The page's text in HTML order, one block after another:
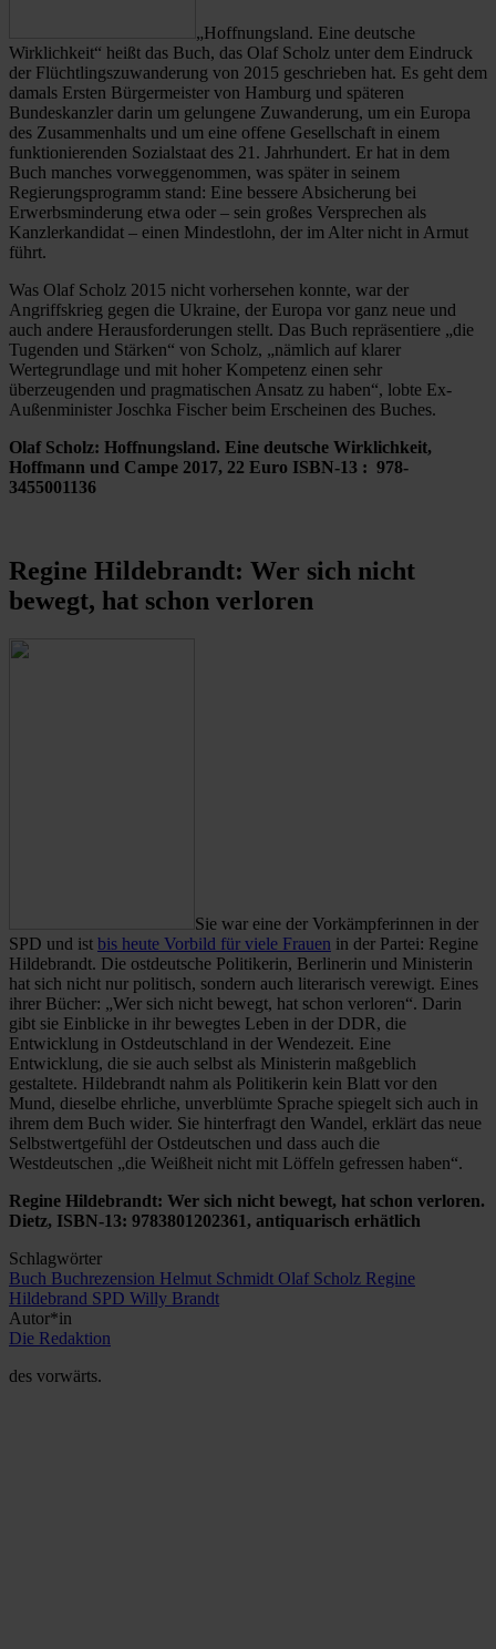
„Hoffnungsland. Eine deutsche
Wirklichkeit“ heißt das Buch, das Olaf Scholz unter dem Eindruck
der Flüchtlingszuwanderung von 2015 geschrieben hat. Es geht dem
damals Ersten Bürgermeister von Hamburg und späteren
Bundeskanzler darin um gelungene Zuwanderung, um ein Europa
des Zusammenhalts und um eine offene Gesellschaft in einem
funktionierenden Sozialstaat des 21. Jahrhundert. Er hat in dem
Buch manches vorweggenommen, was später in seinem
Regierungsprogramm stand: Eine bessere Absicherung bei
Erwerbsminderung etwa oder – sein großes Versprechen als
Kanzlerkandidat – einen Mindestlohn, der im Alter nicht in Armut
führt.
Was Olaf Scholz 2015 nicht vorhersehen konnte, war der
Angriffskrieg gegen die Ukraine, der Europa vor ganz neue und
auch andere Herausforderungen stellt. Das Buch repräsentiere „die
Tugenden und Stärken“ von Scholz, „nämlich auf klarer
Wertegrundlage und mit hoher Kompetenz einen sehr
überzeugenden und pragmatischen Ansatz zu haben“, lobte Ex-
Außenminister Joschka Fischer beim Erscheinen des Buches.
Olaf Scholz: Hoffnungsland. Eine deutsche Wirklichkeit,
Hoffmann und Campe 2017, 22 Euro ISBN-13 : ‎ 978-
3455001136
Regine Hildebrandt: Wer sich nicht
bewegt, hat schon verloren
Sie war eine der Vorkämpferinnen in der
SPD und ist bis heute Vorbild für viele Frauen in der Partei: Regine
Hildebrandt. Die ostdeutsche Politikerin, Berlinerin und Ministerin
hat sich nicht nur politisch, sondern auch literarisch verewigt. Eines
ihrer Bücher: „Wer sich nicht bewegt, hat schon verloren“. Darin
gibt sie Einblicke in ihr bewegtes Leben in der DDR, die
Entwicklung in Ostdeutschland in der Wendezeit. Eine
Entwicklung, die sie auch selbst als Ministerin maßgeblich
gestaltete. Hildebrandt nahm als Politikerin kein Blatt vor den
Mund, dieselbe ehrliche, unverblümte Sprache spiegelt sich auch in
ihrem dem Buch wider. Sie hinterfragt den Wandel, erklärt das neue
Selbstwertgefühl der Ostdeutschen und dass auch die
Westdeutschen „die Weißheit nicht mit Löffeln gefressen haben“.
Regine Hildebrandt: Wer sich nicht bewegt, hat schon verloren.
Dietz, ISBN-13: 9783801202361, antiquarisch erhätlich
Schlagwörter
Buch Buchrezension Helmut Schmidt Olaf Scholz Regine
Hildebrand SPD Willy Brandt
Autor*in
Die Redaktion
des vorwärts.